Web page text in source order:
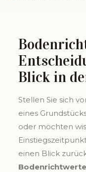
Blick in
Stellen Sie sich
eines
oder möchten
einen Blick
Bodenrichtwerte